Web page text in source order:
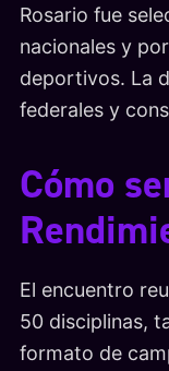
Rosario fue
nacionales y
deportivos. La
federales y
Cómo
El encuentro
50 disciplinas,
formato de